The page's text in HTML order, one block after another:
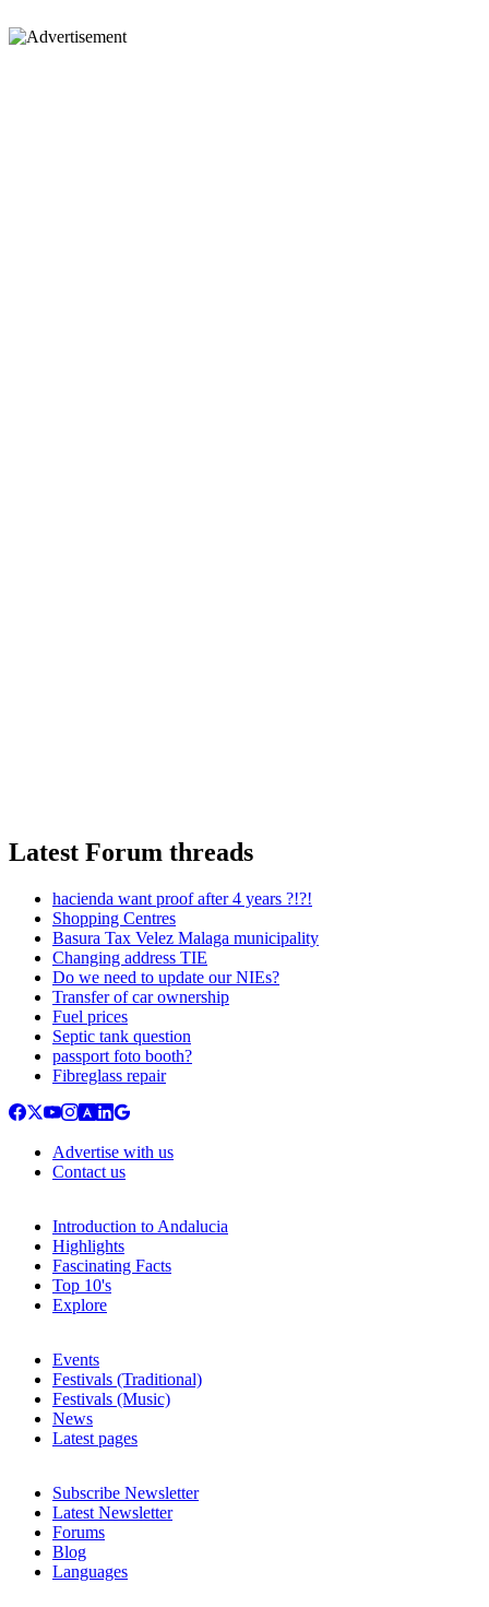
Latest Forum threads
hacienda want proof after 4 years ?!?!
Shopping Centres
Basura Tax Velez Malaga municipality
Changing address TIE
Do we need to update our NIEs?
Transfer of car ownership
Fuel prices
Septic tank question
passport foto booth?
Fibreglass repair
Advertise with us
Contact us
Introduction to Andalucia
Highlights
Fascinating Facts
Top 10's
Explore
Events
Festivals (Traditional)
Festivals (Music)
News
Latest pages
Subscribe Newsletter
Latest Newsletter
Forums
Blog
Languages